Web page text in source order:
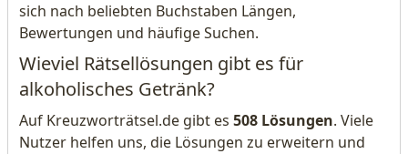
sich nach beliebten Buchstaben Längen,
Bewertungen und häufige Suchen.
Wieviel Rätsellösungen gibt es für
alkoholisches Getränk?
Auf Kreuzworträtsel.de gibt es 508 Lösungen. Viele
Nutzer helfen uns, die Lösungen zu erweitern und